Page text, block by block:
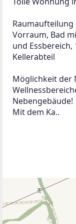
Raumaufteilung
Vorraum, Bad
und
Kellerabteil
Möglichkeit der
Nebengebäude!
Mit dem Ka..
ANBIETER